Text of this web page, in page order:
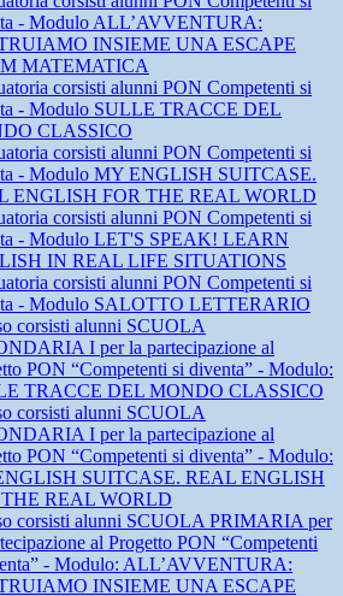
- Modulo ALL’AVVENTURA:
INSIEME UNA ESCAPE
MATEMATICA
corsisti alunni PON Competenti si
- Modulo SULLE TRACCE DEL
CLASSICO
corsisti alunni PON Competenti si
- Modulo MY ENGLISH SUITCASE.
ENGLISH FOR THE REAL WORLD
corsisti alunni PON Competenti si
- Modulo LET'S SPEAK! LEARN
IN REAL LIFE SITUATIONS
corsisti alunni PON Competenti si
- Modulo SALOTTO LETTERARIO
corsisti alunni SCUOLA
I per la partecipazione al
PON “Competenti si diventa” - Modulo:
TRACCE DEL MONDO CLASSICO
corsisti alunni SCUOLA
I per la partecipazione al
PON “Competenti si diventa” - Modulo:
SUITCASE. REAL ENGLISH
REAL WORLD
corsisti alunni SCUOLA PRIMARIA per
al Progetto PON “Competenti
- Modulo: ALL’AVVENTURA:
INSIEME UNA ESCAPE